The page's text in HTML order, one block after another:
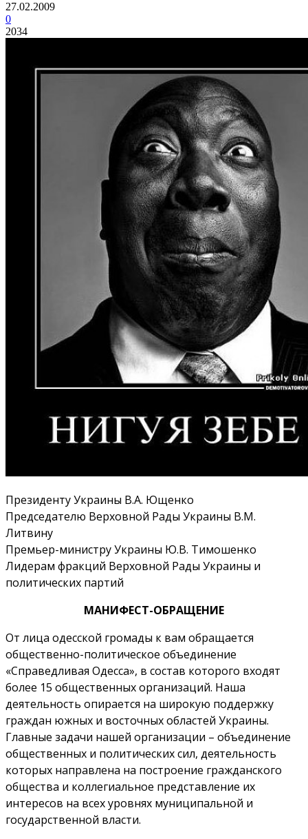
27.02.2009
0
2034
Президенту Украины В.А. Ющенко
Председателю Верховной Рады Украины В.М.
Литвину
Премьер-министру Украины Ю.В. Тимошенко
Лидерам фракций Верховной Рады Украины и
политических партий
МАНИФЕСТ-ОБРАЩЕНИЕ
От лица одесской громады к вам обращается
общественно-политическое объединение
«Справедливая Одесса», в состав которого входят
более 15 общественных организаций. Наша
деятельность опирается на широкую поддержку
граждан южных и восточных областей Украины.
Главные задачи нашей организации – объединение
общественных и политических сил, деятельность
которых направлена на построение гражданского
общества и коллегиальное представление их
интересов на всех уровнях муниципальной и
государственной власти.